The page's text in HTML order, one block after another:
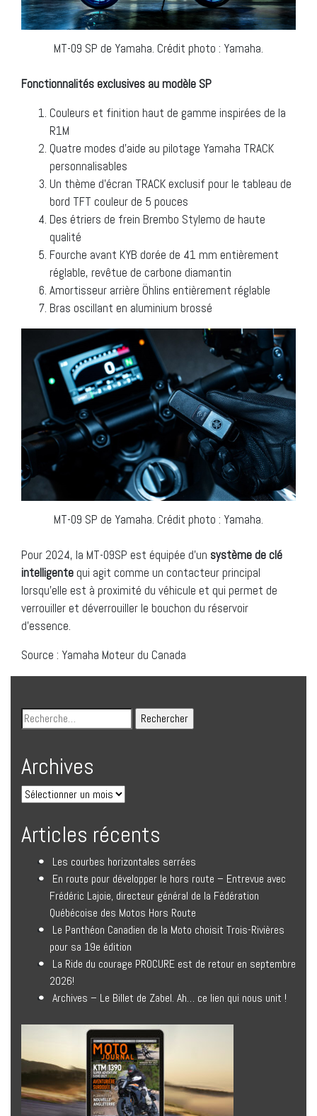
MT-09 SP de Yamaha. Crédit photo : Yamaha.
Fonctionnalités exclusives au modèle SP
Couleurs et finition haut de gamme inspirées de la
R1M
Quatre modes d’aide au pilotage Yamaha TRACK
personnalisables
Un thème d’écran TRACK exclusif pour le tableau de
bord TFT couleur de 5 pouces
Des étriers de frein Brembo Stylemo de haute
qualité
Fourche avant KYB dorée de 41 mm entièrement
réglable, revêtue de carbone diamantin
Amortisseur arrière Öhlins entièrement réglable
Bras oscillant en aluminium brossé
MT-09 SP de Yamaha. Crédit photo : Yamaha.
Pour 2024, la MT-09SP est équipée d’un système de clé
intelligente qui agit comme un contacteur principal
lorsqu’elle est à proximité du véhicule et qui permet de
verrouiller et déverrouiller le bouchon du réservoir
d’essence.
Source : Yamaha Moteur du Canada
Archives
Articles récents
Les courbes horizontales serrées
En route pour développer le hors route – Entrevue avec
Frédéric Lajoie, directeur général de la Fédération
Québécoise des Motos Hors Route
Le Panthéon Canadien de la Moto choisit Trois-Rivières
pour sa 19e édition
La Ride du courage PROCURE est de retour en septembre
2026!
Archives – Le Billet de Zabel. Ah… ce lien qui nous unit !